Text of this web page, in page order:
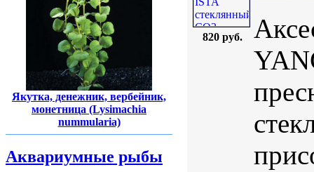
Якутка, денежник, вербейник,
монетница (Lysimachia
nummularia)
Аквариумные рыбы
820 руб.